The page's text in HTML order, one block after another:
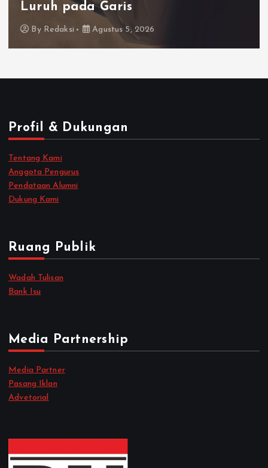
Luruh pada Garis
ByRedaksi Agustus 5, 2026
Profil & Dukungan
Tentang Kami
Anggota Pengurus
Pendataan Alumni
Dukung Kami
Ruang Publik
Wadah Tulisan
Bank Isu
Media Partnership
Media Partner
Pasang Iklan
Advetorial